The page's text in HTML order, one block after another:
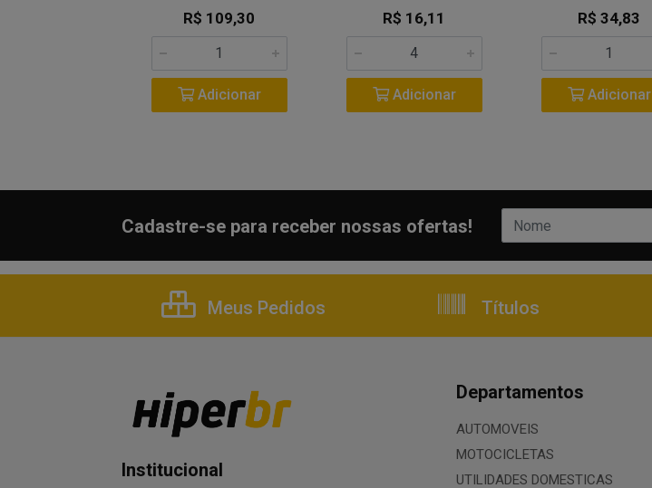
R$ 109,30
Adicionar
R$ 16,11
Adicionar
R$ 34,83
Adicionar
Cadastre-se para receber nossas ofertas!
Meus Pedidos Títulos
Institucional
Departamentos
AUTOMOVEIS
MOTOCICLETAS
UTILIDADES DOMESTICAS